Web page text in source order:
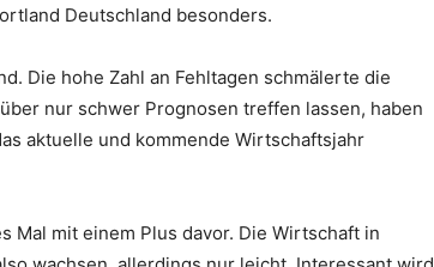
Deutschland besonders.
Die hohe Zahl an Fehltagen schmälerte die
nur schwer Prognosen treffen lassen, haben
aktuelle und kommende Wirtschaftsjahr
Mal mit einem Plus davor. Die Wirtschaft in